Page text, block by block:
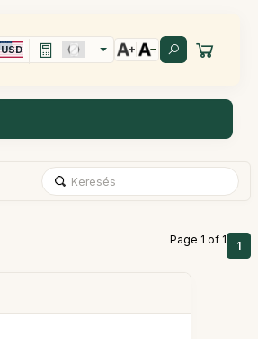
USD
Page 1 of 1 1